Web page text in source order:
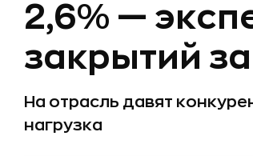
2,6% —
закрытий
На отрасль давят
нагрузка